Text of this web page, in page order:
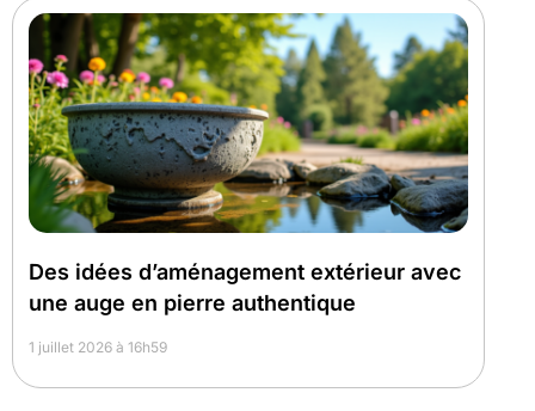
Des idées d’aménagement extérieur avec
une auge en pierre authentique
1 juillet 2026 à 16h59